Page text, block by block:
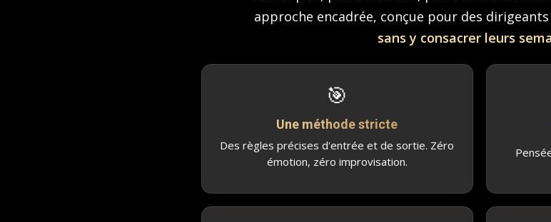
approche encadrée, conçue pour des
sans y consacrer leurs
🎯
Une méthode stricte
Des règles précises d'entrée et de sortie. Zéro
émotion, zéro improvisation.